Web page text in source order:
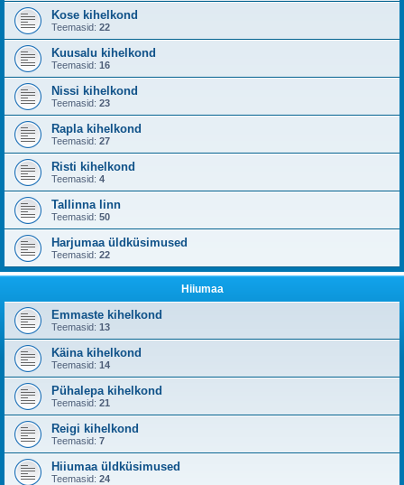
Kose kihelkond
Teemasid: 22
Kuusalu kihelkond
Teemasid: 16
Nissi kihelkond
Teemasid: 23
Rapla kihelkond
Teemasid: 27
Risti kihelkond
Teemasid: 4
Tallinna linn
Teemasid: 50
Harjumaa üldküsimused
Teemasid: 22
Hiiumaa
Emmaste kihelkond
Teemasid: 13
Käina kihelkond
Teemasid: 14
Pühalepa kihelkond
Teemasid: 21
Reigi kihelkond
Teemasid: 7
Hiiumaa üldküsimused
Teemasid: 24